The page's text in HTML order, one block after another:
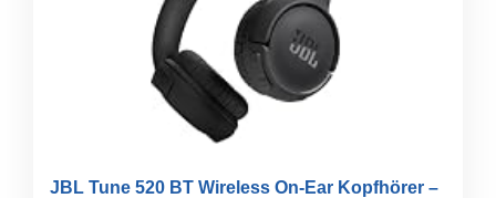
JBL Tune 520 BT Wireless On-Ear Kopfhörer –